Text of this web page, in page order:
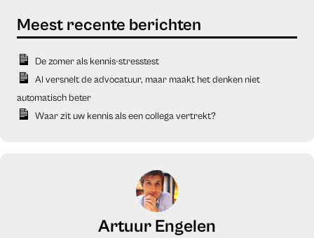
De zomer als kennis-stresstest
AI versnelt de advocatuur, maar maakt het denken niet
automatisch beter
Waar zit uw kennis als een collega vertrekt?
Artuur Engelen